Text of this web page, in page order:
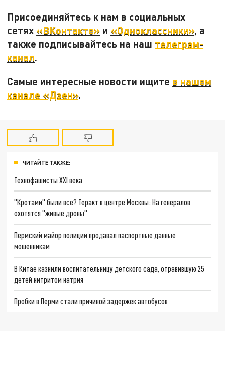
Присоединяйтесь к нам в социальных
сетях «ВКонтакте» и «Одноклассники», а
также подписывайтесь на наш телеграм-
канал.
Самые интересные новости ищите в нашем
канале «Дзен».
ЧИТАЙТЕ ТАКЖЕ:
Технофашисты XXI века
"Кротами" были все? Теракт в центре Москвы: На генералов
охотятся "живые дроны"
Пермский майор полиции продавал паспортные данные
мошенникам
В Китае казнили воспитательницу детского сада, отравившую 25
детей нитритом натрия
Пробки в Перми стали причиной задержек автобусов